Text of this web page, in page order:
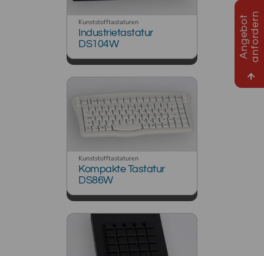
A
n
g
e
b
o
t
a
n
f
o
r
d
e
rn
Kunststofftastaturen
Industrietastatur
DS104W
Kunststofftastaturen
Kompakte Tastatur
DS86W